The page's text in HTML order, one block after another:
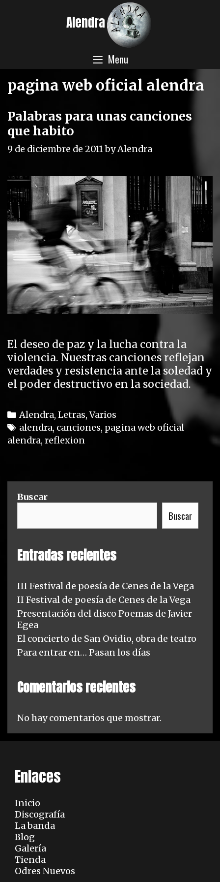
Alendra
Menu
pagina web oficial alendra
Palabras para unas canciones
que habito
9 de diciembre de 2011byAlendra
El deseo de paz y la lucha contra la
violencia. Nuestras canciones reflejan
verdades y resistencia ante la soledad y
el poder destructivo en la sociedad.
C
a
t
o
r
i
s
Alendra, Letras,Varios
T
a
alendra, canciones, pagina web oficial
alendra, reflexion
Buscar
Buscar
Entradas recientes
III Festival de poesía de Cenes de la Vega
II Festival de poesía de Cenes de la Vega
Presentación del disco Poemas de Javier
Egea
El concierto de San Ovidio, obra de teatro
Para entrar en… Pasan los días
Comentarios recientes
No hay comentarios que mostrar.
Enlaces
Inicio
Discografía
La banda
Blog
Galería
Tienda
Odres Nuevos